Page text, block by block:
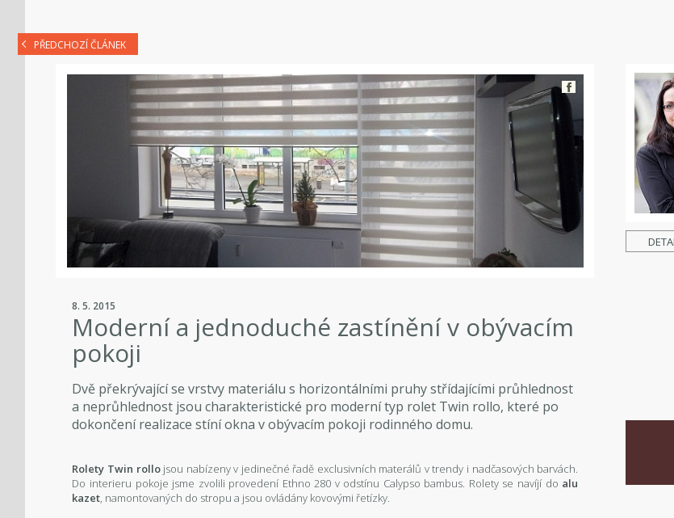
PŘEDCHOZÍ ČLÁNEK
8. 5. 2015
Moderní a jednoduché zastínění v obývacím
pokoji
Dvě překrývající se vrstvy materiálu s horizontálními pruhy střídajícími průhlednost
a neprůhlednost jsou charakteristické pro moderní typ rolet Twin rollo, které po
dokončení realizace stíní okna v obývacím pokoji rodinného domu.
Rolety Twin rollojsou nabízeny v jedinečné řadě exclusivních materálů v trendy i nadčasových barvách.
Do interieru pokoje jsme zvolili provedení Ethno 280 v odstínu Calypso bambus. Rolety se navíjí do alu
kazet, namontovaných do stropu a jsou ovládány kovovými řetízky.